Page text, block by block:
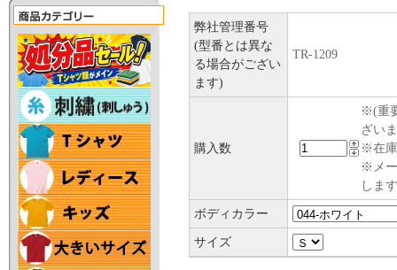
弊社管理番号
(型番とは異な
る場合がござい
ます)
TR-1209
購入数
※(重
ざい
※在庫
※メー
しま
ボディカラー
サイズ